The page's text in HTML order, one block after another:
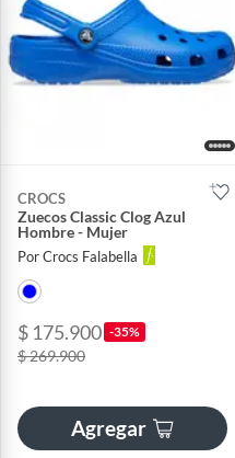
CROCS
Zuecos Classic Clog Azul
Hombre - Mujer
Por Crocs Falabella
$ 175.900 -35%
$ 269.900
Agregar